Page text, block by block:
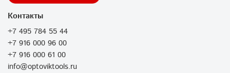
Контакты
+7 495 784 55 44
+7 916 000 96 00
+7 916 000 61 00
info@optoviktools.ru